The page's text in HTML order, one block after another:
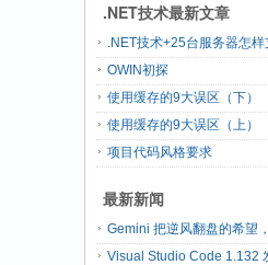
.NET技术最新文章
.NET技术+25台服务器怎
OWIN初探
使用缓存的9大误区（下）
使用缓存的9大误区（上）
项目代码风格要求
最新新闻
Gemini 把逆风翻盘的希望
Visual Studio Code 1.132